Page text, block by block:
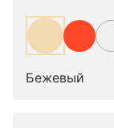
Бежевый